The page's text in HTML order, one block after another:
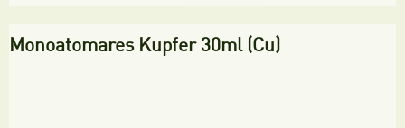
Monoatomares Kupfer 30ml (Cu)